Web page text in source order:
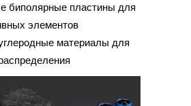
биполярные пластины для
элементов
материалы для